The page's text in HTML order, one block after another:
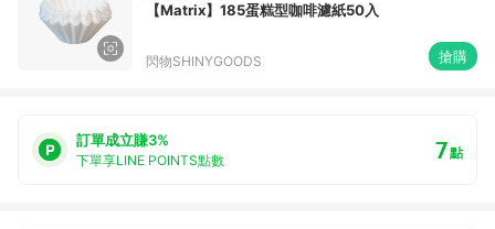
【Matrix】185蛋糕型咖啡濾紙50入
閃物SHINYGOODS 搶購
訂單成立賺3%
下單享LINE POINTS點數 7點